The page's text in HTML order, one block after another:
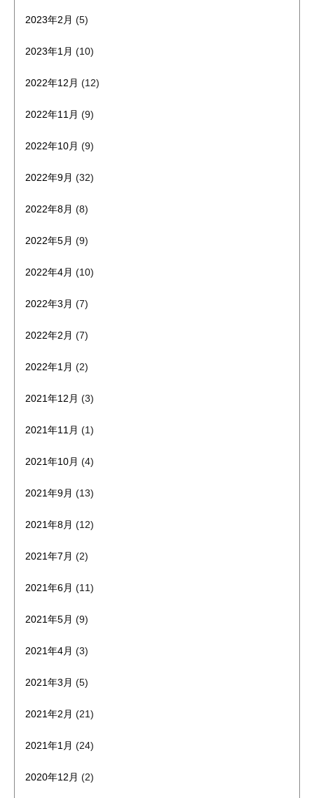
2023年2月 (5)
2023年1月 (10)
2022年12月 (12)
2022年11月 (9)
2022年10月 (9)
2022年9月 (32)
2022年8月 (8)
2022年5月 (9)
2022年4月 (10)
2022年3月 (7)
2022年2月 (7)
2022年1月 (2)
2021年12月 (3)
2021年11月 (1)
2021年10月 (4)
2021年9月 (13)
2021年8月 (12)
2021年7月 (2)
2021年6月 (11)
2021年5月 (9)
2021年4月 (3)
2021年3月 (5)
2021年2月 (21)
2021年1月 (24)
2020年12月 (2)